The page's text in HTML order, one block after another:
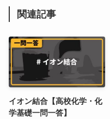
関連記事
イオン結合【高校化学・化
学基礎一問一答】